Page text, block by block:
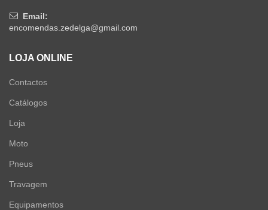
Email:
encomendas.zedelga@gmail.com
LOJA ONLINE
Contactos
Catálogos
Loja
Moto
Pneus
Travagem
Equipamentos